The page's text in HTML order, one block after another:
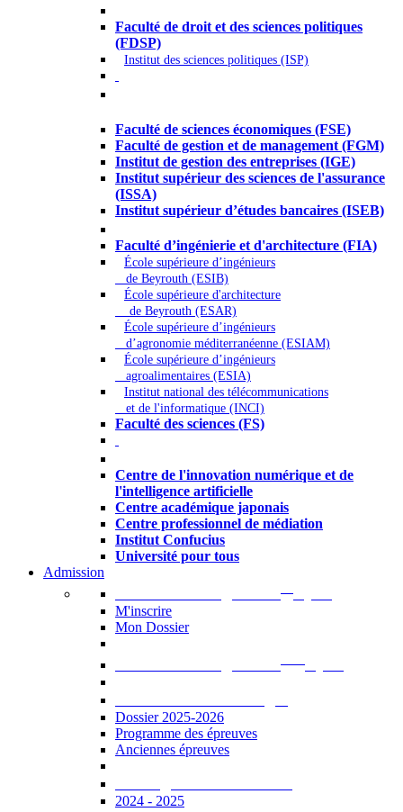
Faculté de droit et des sciences politiques
(FDSP)
Institut des sciences politiques (ISP)
Faculté de sciences économiques (FSE)
Faculté de gestion et de management (FGM)
Institut de gestion des entreprises (IGE)
Institut supérieur des sciences de l'assurance
(ISSA)
Institut supérieur d’études bancaires (ISEB)
Faculté d’ingénierie et d'architecture (FIA)
École supérieure d’ingénieurs
de Beyrouth (ESIB)
École supérieure d'architecture
de Beyrouth (ESAR)
École supérieure d’ingénieurs
d’agronomie méditerranéenne (ESIAM)
École supérieure d’ingénieurs
agroalimentaires (ESIA)
Institut national des télécommunications
et de l'informatique (INCI)
Faculté des sciences (FS)
Centre de l'innovation numérique et de
l'intelligence artificielle
Centre académique japonais
Centre professionnel de médiation
Institut Confucius
Université pour tous
Admission
M'inscrire
Mon Dossier
Dossier 2025-2026
Programme des épreuves
Anciennes épreuves
2024 - 2025